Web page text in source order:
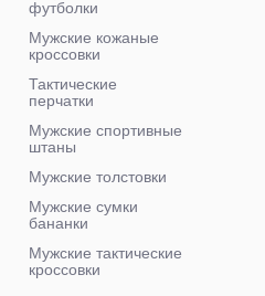
футболки
Мужские кожаные
кроссовки
Тактические
перчатки
Мужские спортивные
штаны
Мужские толстовки
Мужские сумки
бананки
Мужские тактические
кроссовки